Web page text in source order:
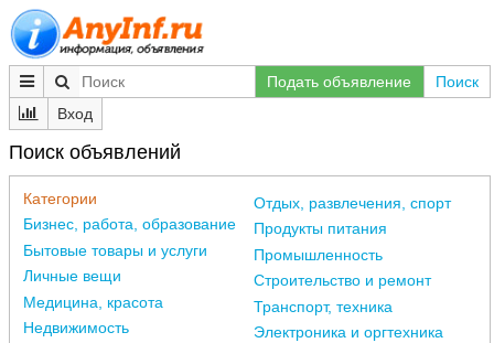
Подать объявление
Поиск
Вход
Поиск объявлений
Категории
Бизнес, работа, образование
Бытовые товары и услуги
Личные вещи
Медицина, красота
Недвижимость
Отдых, развлечения, спорт
Продукты питания
Промышленность
Строительство и ремонт
Транспорт, техника
Электроника и оргтехника